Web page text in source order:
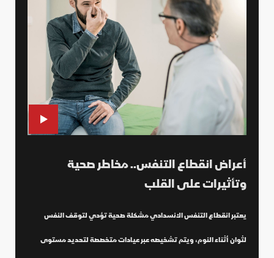
أعراض انقطاع التنفس.. مخاطر صحية
وتأثيرات على القلب
يعتبر انقطاع التنفس الانسدادي مشكلة صحية تؤدي لتوقف النفس
لثوان أثناء النوم، ويتم تشخيصه عبر عيادات متخصصة لتحديد مستوى